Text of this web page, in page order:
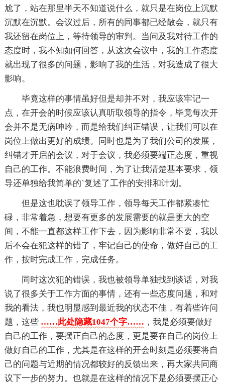
尬了，站在那里半天不知道说什么，就只是在岗位上沉默
沉默在沉默。会议过后，所有的同事都已经散会，就只有
我还留在岗位上，等待领导的审判。当问及我对待工作的
态度时，我不知如何回答，从这次会议中，我的工作态度
就出现了很多的问题，影响了我的生活，对我造成了很大
影响。
毕竟这样的事情虽好但是却并不对，我应该牢记一
点，在开会的时候应该认真听取领导的指令，毕竟每次开
会并不是无病呻吟，而是给我们纠正错误，让我们可以在
岗位上做出更好的成绩。同时也是为了我们公司的发展，
纠错才开启的会议，对于会议，我必须要端正态度，重视
自己的工作。不能浪费时间，为了让我清楚基本要求，领
导还单独给我简单的`复述了工作的安排和计划。
但是这也耽误了领导工作，领导每天工作都紧凑忙
碌，非常着急，想要有更多的发展需要的就是更大的空
间，不能一直都这样工作下去，因为影响非常不要，我以
后不会在犯这样的错了，牢记自己的使命，做好自己的工
作，按时完成工作，完成任务。
同时这次犯的错误，我也被领导单独找到谈话，对我
说了很多关于工作方面的事情，还有一些态度问题，和对
我的看法，我也明显感到最近我的状态不佳，有着些许问
题，这些 ……此处隐藏1047个字…… ，我是必须要做好
自己的工作，要摆正自己的态度，更是要在自己的岗位上
做好自己的工作，尤其是在这样的开会时刻是必须要将自
己的问题与近期的情况都较好的反馈出来，再大家共同商
议下一步的努力。也就是在这样的情况下是必须要摆正心